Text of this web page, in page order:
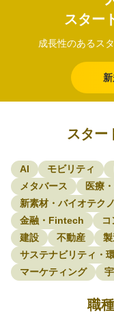
スター
成長性のあるス
スター
AI モビリティ
メタバース
医療
新素材・バイオテク
金融・Fintech
建設
不動産
サステナビリティ・
マーケティング
職